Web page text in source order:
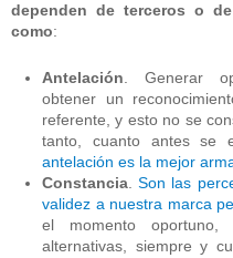
dependen de terceros o
como:
Antelación . Generar
obtener un
referente, y esto no se
tanto, cuanto antes se
antelación es la mejor
Constancia .Son las
validez a nuestra marca
el momento oportuno,
alternativas, siempre y